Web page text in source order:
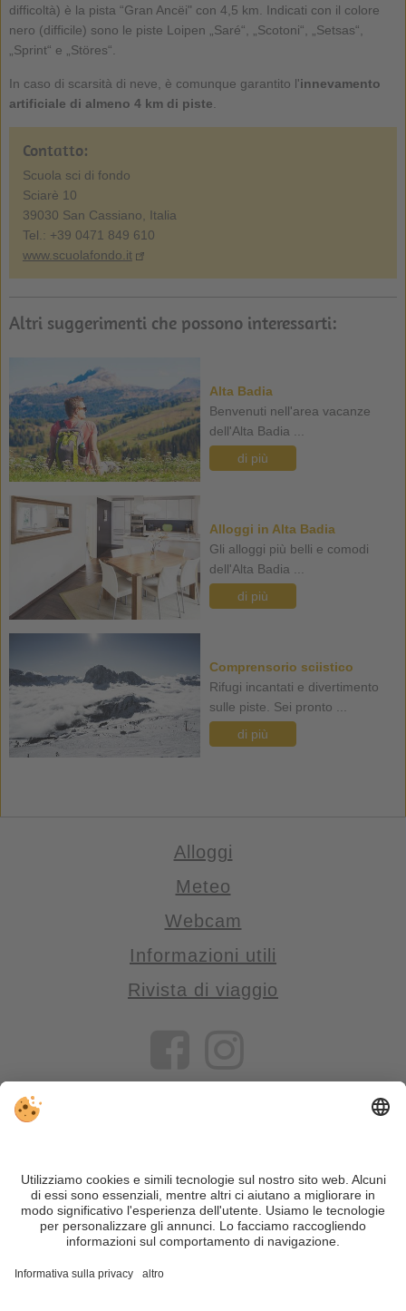
difficoltà) è la pista “Gran Ancëi" con 4,5 km. Indicati con il colore
nero (difficile) sono le piste Loipen „Saré“, „Scotoni“, „Setsas“,
„Sprint“ e „Störes“.
In caso di scarsità di neve, è comunque garantito l'innevamento
artificiale di almeno 4 km di piste
Contatto:
Scuola sci di fondo
Sciarè 10
39030 San Cassiano, Italia
Tel.: +39 0471 849 610
www.scuolafondo.it
Altri suggerimenti che possono interessarti:
Alta Badia
Benvenuti nell'area vacanze
dell'Alta Badia ...
di più
Alloggi in Alta Badia
Gli alloggi più belli e comodi
dell'Alta Badia ...
di più
Comprensorio sciistico
Rifugi incantati e divertimento
sulle piste. Sei pronto ...
di più
Alloggi
Meteo
Webcam
Informazioni utili
Rivista di viaggio
VIVOSüdtirol è il portale di viaggio per chi desidera vivere il
Trentino Alto Adige davvero – con consigli autentici, alloggi e
offerte su misura.
Nonostante il lavoro accurato e il costante aggiornamento dei